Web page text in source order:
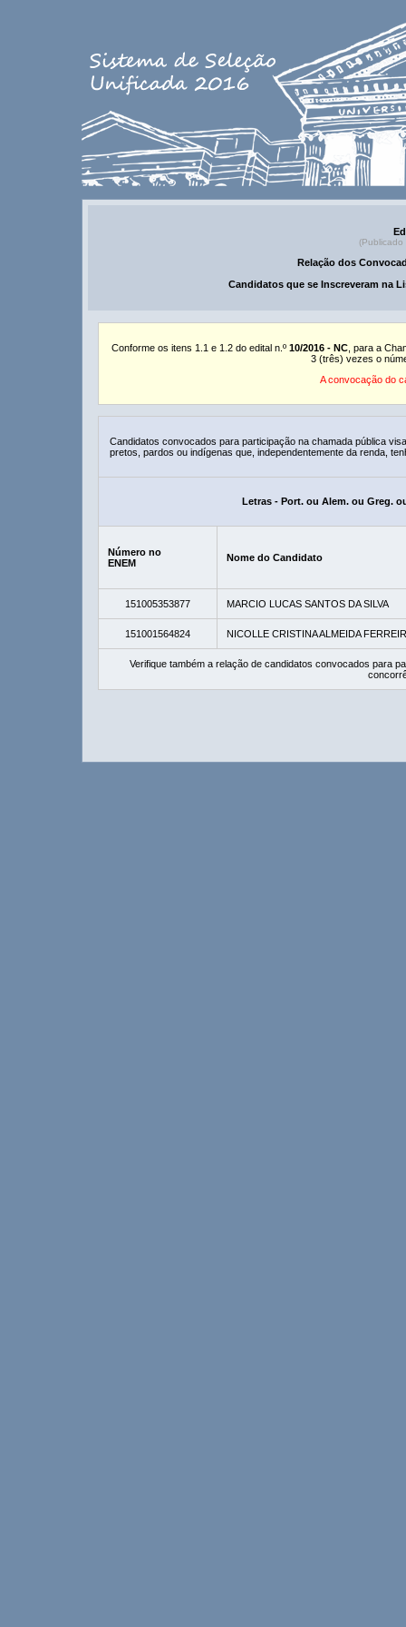
(Publicado
Relação dos
Candidatos que se Inscreveram na
Conforme os itens 1.1 e 1.2 do edital n.º 10/2016 - NC , para a
3 (três) vezes o
A convocação do
Candidatos convocados para participação na chamada pública
pretos, pardos ou indígenas que, independentemente da renda,
Letras - Port. ou Alem. ou Greg.
Número no
ENEM
Nome do Candidato
151005353877 MARCIO LUCAS SANTOS DA SILVA
151001564824 NICOLLE CRISTINA ALMEIDA
Verifique também a relação de candidatos convocados para